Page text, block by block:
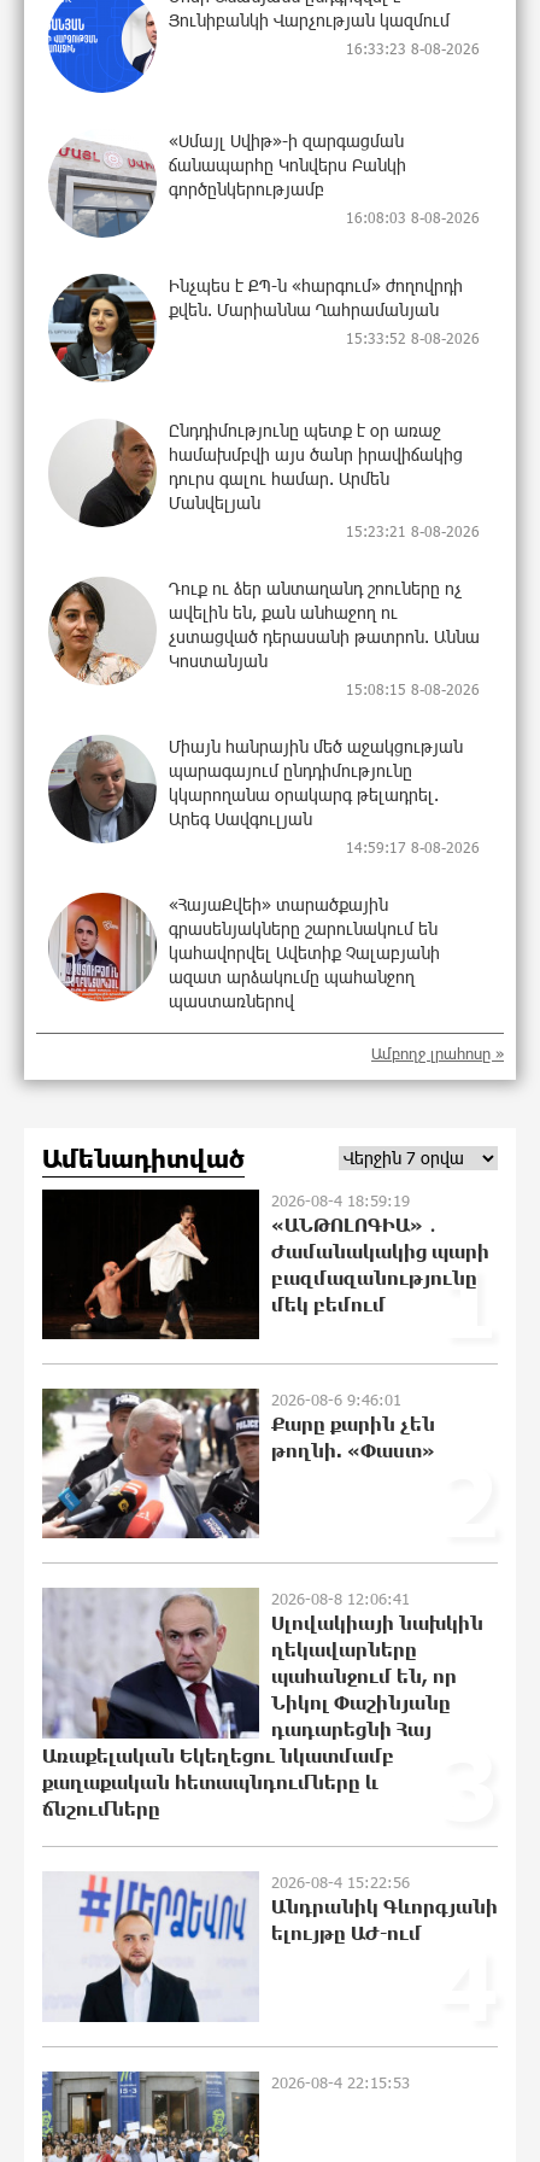
Յունիբանկի Վարչության կազմում
16:33:23 8-08-2026
«Սմայլ Սվիթ»-ի զարգացման
ճանապարհը Կոնվերս Բանկի
գործընկերությամբ
16:08:03 8-08-2026
Ինչպես է ՔՊ-ն «հարգում» ժողովրդի
քվեն. Մարիաննա Ղահրամանյան
15:33:52 8-08-2026
Ընդդիմությունը պետք է օր առաջ
համախմբվի այս ծանր իրավիճակից
դուրս գալու համար. Արմեն
Մանվելյան
15:23:21 8-08-2026
Դուք ու ձեր անտաղանդ շոուները ոչ
ավելին են, քան անհաջող ու
չստացված դերասանի թատրոն. Աննա
Կոստանյան
15:08:15 8-08-2026
Միայն հանրային մեծ աջակցության
պարագայում ընդդիմությունը
կկարողանա օրակարգ թելադրել.
Արեգ Սավգուլյան
14:59:17 8-08-2026
«ՀայաՔվեի» տարածքային
գրասենյակները շարունակում են
կահավորվել Ավետիք Չալաբյանի
ազատ արձակումը պահանջող
պաստառներով
14:45:16 8-08-2026
Երկուսը մեկում. Բրիտանացի
հետ մեկ դաշտում, և դա աշխատում է
Սաուդյան Արաբիան, Թուրքիան և
Պակիստանը համատեղ
պաշտպանության մասին
համաձայնագիր են կնքել. Արտակ
Զաքարյան
12:27:53 8-08-2026
Սլովակիայի նախկին ղեկավարները
պահանջում են, որ Նիկոլ Փաշինյանը
դադարեցնի Հայ Առաքելական
Եկեղեցու նկատմամբ քաղաքական
հետապնդումները և ճնշումները
Բանկային գաղտնիքի ապօրինի
արտահոսք, մերժված վարույթներ և
լռող բանկեր. ահազանգում է
գործարարը
11:47:36 8-08-2026
Ավետիք Չալաբյանն օրինակելի հայ է
և չի վախենում իշխանությունների
Մեր ուժը մեր աշխատակիցներն են.
«Պատմական հիշողությունը չի
կարելի քաղաքականություն
դարձնել». Կարպիս Փաշոյան
Ամբողջ լրահոսը »
Ամենադիտված
1
2026-08-4 18:59:19
«ԱՆԹՈԼՈԳԻԱ» ․
Ժամանակակից պարի
բազմազանությունը
մեկ բեմում
2026-08-6 9:46:01
Քարը քարին չեն
թողնի. «Փաստ»
2026-08-8 12:06:41
Սլովակիայի նախկին
ղեկավարները
պահանջում են, որ
Նիկոլ Փաշինյանը
դադարեցնի Հայ
Առաքելական Եկեղեցու նկատմամբ
քաղաքական հետապնդումները և
ճնշումները
2026-08-4 15:22:56
Անդրանիկ Գևորգյանի
ելույթը ԱԺ-ում
2026-08-4 22:15:53